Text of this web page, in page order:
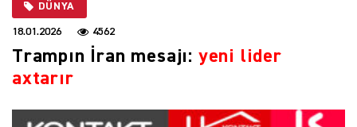
DÜNYA
18.01.2026 4562
Trampın İran mesajı: yeni lider
axtarır